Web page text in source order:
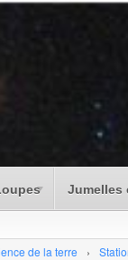
Jumelles
de la terre ›